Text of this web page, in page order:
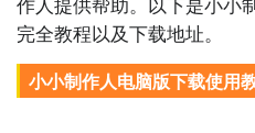
查看更多>
2、小小制作人图片欣赏：
完全教程以及下载地址。
小小制作人电脑版下载使用